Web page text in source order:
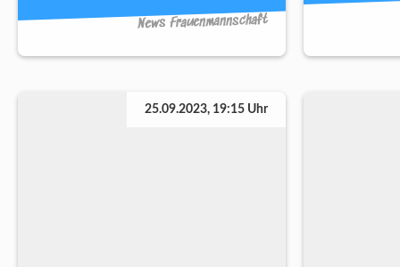
News Frauenmannschaft
25.09.2023, 19:15 Uhr